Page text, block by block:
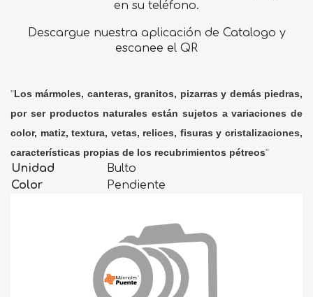
Descargue nuestra aplicación de Catalogo y
escanee el QR
"Los mármoles, canteras, granitos, pizarras y demás piedras,
por ser productos naturales están sujetos a variaciones de
color, matiz, textura, vetas, relices, fisuras y cristalizaciones,
características propias de los recubrimientos pétreos"
Unidad
Bulto
Color
Pendiente